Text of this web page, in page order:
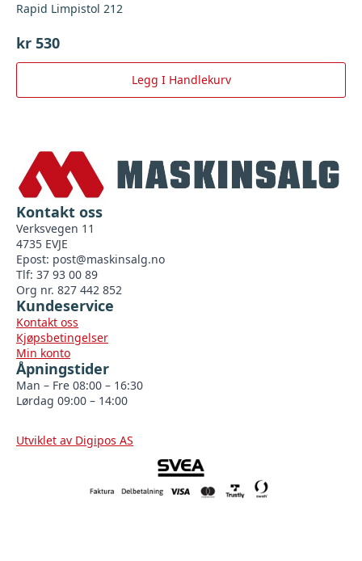
Rapid Limpistol 212
kr 530
Legg I Handlekurv
Kontakt oss
Verksvegen 11
4735 EVJE
Epost: post@maskinsalg.no
Tlf: 37 93 00 89
Org nr. 827 442 852
Kundeservice
Kontakt oss
Kjøpsbetingelser
Min konto
Åpningstider
Man – Fre 08:00 – 16:30
Lørdag 09:00 – 14:00
Utviklet av Digipos AS